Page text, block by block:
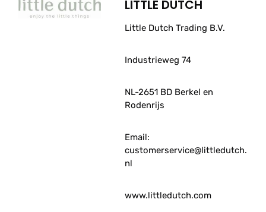
LITTLE DUTCH
Little Dutch Trading B.V.
Industrieweg 74
NL-2651 BD Berkel en
Rodenrijs
Email:
customerservice@littledutch.
nl
www.littledutch.com